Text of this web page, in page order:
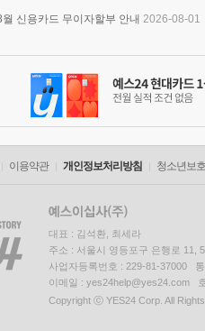
월 신용카드 무이자할부 안내 2026-08-01
이용약관 개인정보처리방침 청소년보
대표 : 김석환, 최세라
주소 : 서울시 영등포구 은행로 11,
사업자등록번호 : 229-81-37000
이메일 : yes24help@yes24.com
Copyright ⓒ YES24 Corp. All